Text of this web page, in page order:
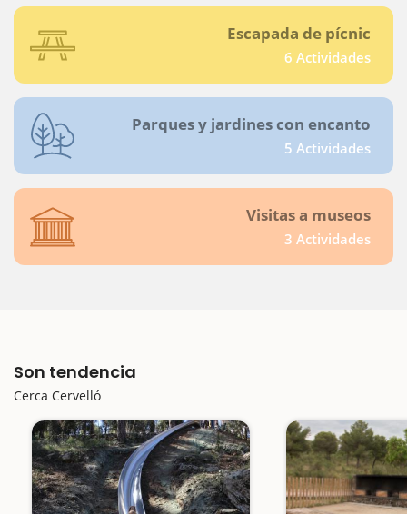
Escapada de pícnic
6 Actividades
Parques y jardines con encanto
5 Actividades
Visitas a museos
3 Actividades
Son tendencia
Cerca Cervelló